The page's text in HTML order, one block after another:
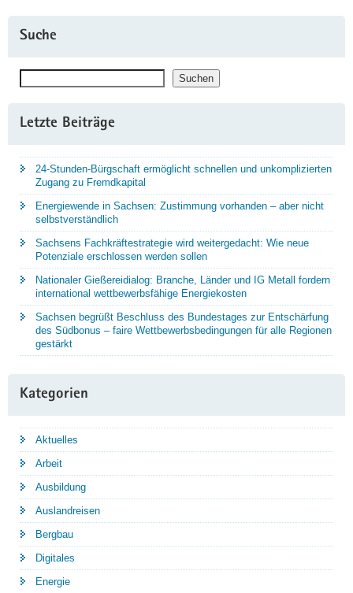
Suche
Suchen Suchen
Letzte Beiträge
24-Stunden-Bürgschaft ermöglicht schnellen und unkomplizierten
Zugang zu Fremdkapital
Energiewende in Sachsen: Zustimmung vorhanden – aber nicht
selbstverständlich
Sachsens Fachkräftestrategie wird weitergedacht: Wie neue
Potenziale erschlossen werden sollen
Nationaler Gießereidialog: Branche, Länder und IG Metall fordern
international wettbewerbsfähige Energiekosten
Sachsen begrüßt Beschluss des Bundestages zur Entschärfung
des Südbonus – faire Wettbewerbsbedingungen für alle Regionen
gestärkt
Kategorien
Aktuelles
Arbeit
Ausbildung
Auslandreisen
Bergbau
Digitales
Energie